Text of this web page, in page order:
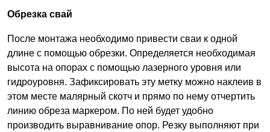
Обрезка свай
После монтажа необходимо привести сваи к одной
длине с помощью обрезки. Определяется необходимая
высота на опорах с помощью лазерного уровня или
гидроуровня. Зафиксировать эту метку можно наклеив в
этом месте малярный скотч и прямо по нему отчертить
линию обреза маркером. По ней будет удобно
производить выравнивание опор. Резку выполняют при